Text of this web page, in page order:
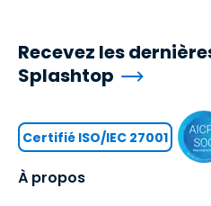
À propos
Recevez les
Splashtop
Certifié ISO/IEC 27001